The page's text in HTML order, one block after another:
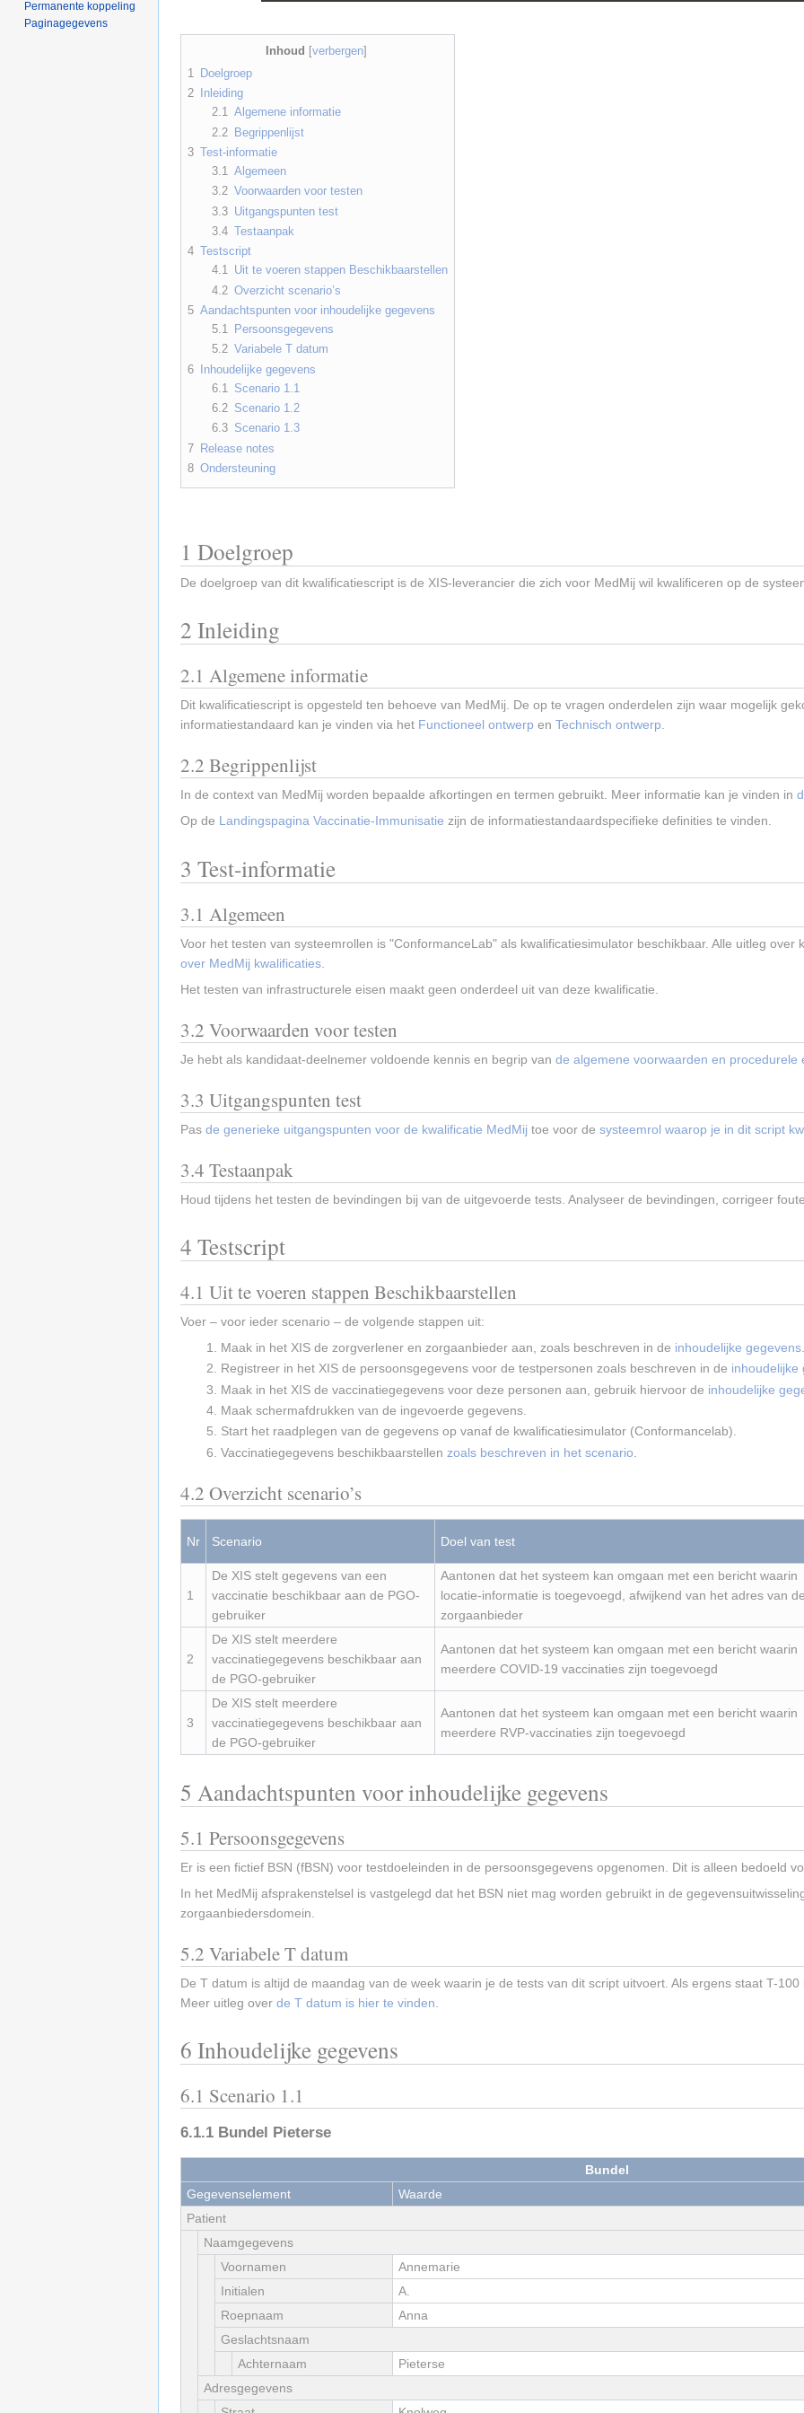
Inhoud verbergen]
1
Doelgroep
2
Inleiding
2.1 Algemene informatie
2.2 Begrippenlijst
3 Test-informatie
3.1
Algemeen
3.2 Voorwaarden voor testen
3.3 Uitgangspunten test
3.4 Testaanpak
4 Testscript
4.1 Uit te voeren stappen Beschikbaarstellen
4.2 Overzicht scenario’s
5 Aandachtspunten voor inhoudelijke gegevens
5.1
Persoonsgegevens
5.2 Variabele T datum
6 Inhoudelijke gegevens
6.1
Scenario 1.1
6.2 Scenario 1.2
6.3 Scenario 1.3
7 Release notes
8 Ondersteuning
1 Doelgroep
De doelgroep van dit kwalificatiescript is de XIS-leverancier die zich voor MedMij wil kwalificeren op de
2 Inleiding
2.1 Algemene informatie
Dit kwalificatiescript is opgesteld ten behoeve van MedMij. De op te vragen onderdelen zijn waar mogelijk
informatiestandaard kan je vinden via het Functioneel ontwerp en Technisch ontwerp.
2.2 Begrippenlijst
In de context van MedMij worden bepaalde afkortingen en termen gebruikt. Meer informatie kan je vinden in
Op de Landingspagina Vaccinatie-Immunisatie zijn de informatiestandaardspecifieke definities te vinden.
3 Test-informatie
3.1 Algemeen
Voor het testen van systeemrollen is "ConformanceLab" als kwalificatiesimulator beschikbaar. Alle uitleg
over MedMij kwalificaties
Het testen van infrastructurele eisen maakt geen onderdeel uit van deze kwalificatie.
3.2 Voorwaarden voor testen
Je hebt als kandidaat-deelnemer voldoende kennis en begrip van de algemene voorwaarden en procedurele
3.3 Uitgangspunten test
Pas de generieke uitgangspunten voor de kwalificatie MedMij toe voor de systeemrol waarop je in dit script
3.4 Testaanpak
Houd tijdens het testen de bevindingen bij van de uitgevoerde tests. Analyseer de bevindingen, corrigeer
4 Testscript
4.1 Uit te voeren stappen Beschikbaarstellen
Voer – voor ieder scenario – de volgende stappen uit:
Maak in het XIS de zorgverlener en zorgaanbieder aan, zoals beschreven in de inhoudelijke gegevens.
Registreer in het XIS de persoonsgegevens voor de testpersonen zoals beschreven in de inhoudelijke
Maak in het XIS de vaccinatiegegevens voor deze personen aan, gebruik hiervoor de inhoudelijke
Maak schermafdrukken van de ingevoerde gegevens.
Start het raadplegen van de gegevens op vanaf de kwalificatiesimulator (Conformancelab).
Vaccinatiegegevens beschikbaarstellen zoals beschreven in het scenario
4.2 Overzicht scenario’s
Nr Scenario Doel van test
1
De XIS stelt gegevens van een
vaccinatie beschikbaar aan de PGO-
gebruiker
Aantonen dat het systeem kan omgaan met een bericht waarin
locatie-informatie is toegevoegd, afwijkend van het adres van
zorgaanbieder
2
De XIS stelt meerdere
vaccinatiegegevens beschikbaar aan
de PGO-gebruiker
Aantonen dat het systeem kan omgaan met een bericht waarin
meerdere COVID-19 vaccinaties zijn toegevoegd
3
De XIS stelt meerdere
vaccinatiegegevens beschikbaar aan
de PGO-gebruiker
Aantonen dat het systeem kan omgaan met een bericht waarin
meerdere RVP-vaccinaties zijn toegevoegd
5 Aandachtspunten voor inhoudelijke gegevens
5.1 Persoonsgegevens
Er is een fictief BSN (fBSN) voor testdoeleinden in de persoonsgegevens opgenomen. Dit is alleen bedoeld
In het MedMij afsprakenstelsel is vastgelegd dat het BSN niet mag worden gebruikt in de
zorgaanbiedersdomein.
5.2 Variabele T datum
De T datum is altijd de maandag van de week waarin je de tests van dit script uitvoert. Als ergens staat T-
Meer uitleg over de T datum is hier te vinden
6 Inhoudelijke gegevens
6.1 Scenario 1.1
6.1.1 Bundel Pieterse
Bundel
Gegevenselement
Waarde
Patient
Naamgegevens
Voornamen
Annemarie
Initialen
A.
Roepnaam
Anna
Geslachtsnaam
Achternaam
Pieterse
Adresgegevens
Permanente koppeling
Paginagegevens